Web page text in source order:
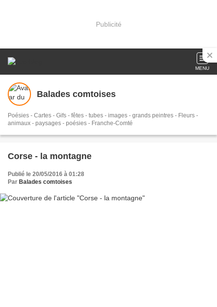
Publicité
MENU
Balades comtoises
Poésies - Cartes - Gifs - fêtes - tubes - images - grands peintres - Fleurs -
animaux - paysages - poésies - Franche-Comté
Corse - la montagne
Publié le 20/05/2016 à 01:28
Par Balades comtoises